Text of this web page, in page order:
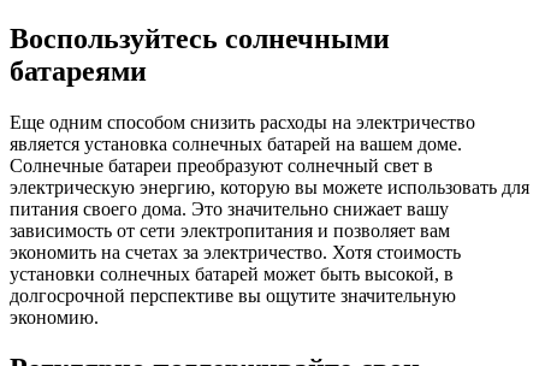
Воспользуйтесь солнечными
батареями
Еще одним способом снизить расходы на электричество
является установка солнечных батарей на вашем доме.
Солнечные батареи преобразуют солнечный свет в
электрическую энергию, которую вы можете использовать для
питания своего дома. Это значительно снижает вашу
зависимость от сети электропитания и позволяет вам
экономить на счетах за электричество. Хотя стоимость
установки солнечных батарей может быть высокой, в
долгосрочной перспективе вы ощутите значительную
экономию.